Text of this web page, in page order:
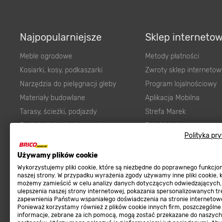
Polityka
Używamy plików cookie
Wykorzystujemy pliki cookie, które są niezbędne do poprawnego
naszej strony. W przypadku wyrażenia zgody używamy inne pliki cookie,
możemy zamieścić w celu analizy danych dotyczących odwiedzających,
ulepszenia naszej strony internetowej, pokazania spersonalizowanych
zapewnienia Państwu wspaniałego doświadczenia na stronie
Ponieważ korzystamy również z plików cookie innych firm, poszczególne
informacje, zebrane za ich pomocą, mogą zostać przekazane do naszych
Najpopularniejsze
Meble ogrodowe
Kosiarki, kosy, podkaszarki
Narzędzia do pielęgnacji gleby
Materiały budowlane
Tarasy, ścieżki, podjazdy
Podłoża i ziemie do ogrodu
Ogród
Farby wewnętrzne białe
Elektryka
Panele
Elektronarzędzia
Sklep
Metody płatności
Zwroty sklep
Program lojalnościowy
Aplikacja Mobilna
Strefa Marek
Zgłoś błąd
zgodności towaru z
Program Brico PRO
Regulaminy